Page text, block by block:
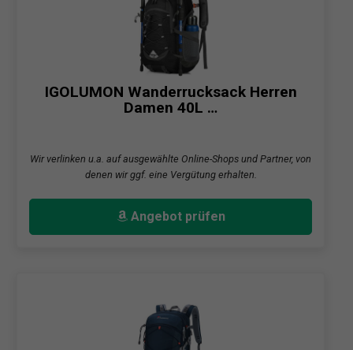
IGOLUMON Wanderrucksack Herren
Damen 40L …
Wir verlinken u.a. auf ausgewählte Online-Shops und Partner, von
denen wir ggf. eine Vergütung erhalten.
Angebot prüfen